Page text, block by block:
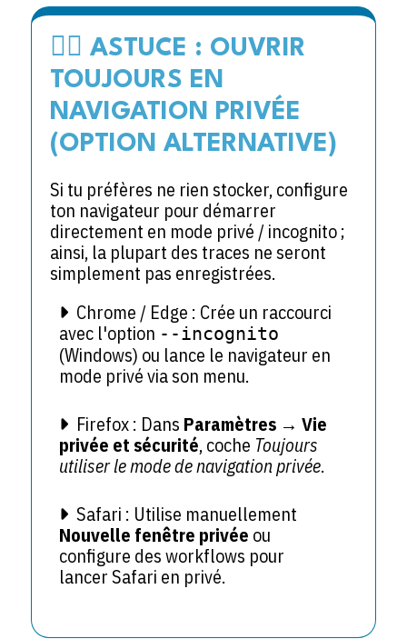
🕵️‍♂️ ASTUCE : OUVRIR
TOUJOURS EN
NAVIGATION PRIVÉE
(OPTION ALTERNATIVE)
Si tu préfères ne rien stocker, configure
ton navigateur pour démarrer
directement en mode privé / incognito ;
ainsi, la plupart des traces ne seront
simplement pas enregistrées.
Chrome / Edge : Crée un raccourci
avec l'option --incognito
(Windows) ou lance le navigateur en
mode privé via son menu.
Firefox : Dans Paramètres → Vie
privée et sécurité, coche Toujours
utiliser le mode de navigation privée.
Safari : Utilise manuellement
Nouvelle fenêtre privée ou
configure des workflows pour
lancer Safari en privé.